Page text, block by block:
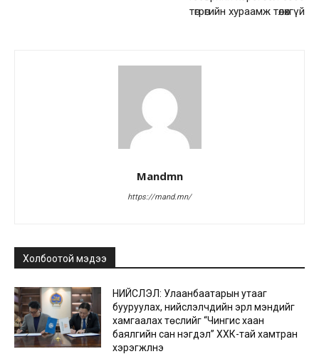
төгрөгийн хураамж төлөхгүй
Mandmn
https://mand.mn/
Холбоотой мэдээ
НИЙСЛЭЛ: Улаанбаатарын утааг
бууруулах, нийслэлчүүдийн эрүүл мэндийг
хамгаалах төслийг “Чингис хаан
баялгийн сан нэгдэл” ХХК-тай хамтран
хэрэгжүүлнэ